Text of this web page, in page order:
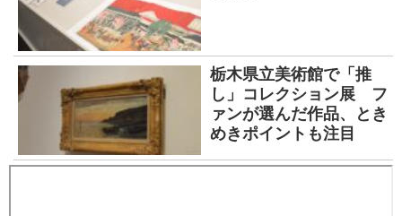
栃木県立美術館で「推
し」コレクション展 フ
ァンが選んだ作品、とき
めきポイントも注目